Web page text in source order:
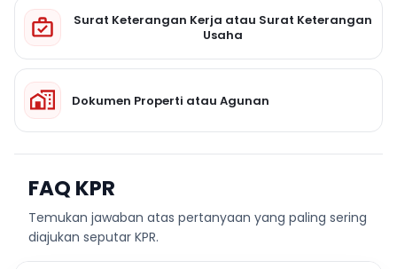
Surat Keterangan Kerja atau Surat Keterangan
Usaha
Dokumen Properti atau Agunan
FAQ KPR
Temukan jawaban atas pertanyaan yang paling sering
diajukan seputar KPR.